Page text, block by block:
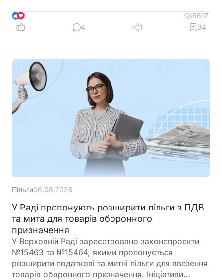
5
6617
4
1 34
Пільги06.08.2026
У Раді пропонують розширити пільги з ПДВ
та мита для товарів оборонного
призначення
У Верховній Раді зареєстровано законопроєкти
№15463 та №15464, якими пропонується
розширити податкові та митні пільги для ввезення
товарів оборонного призначення. Ініціативи